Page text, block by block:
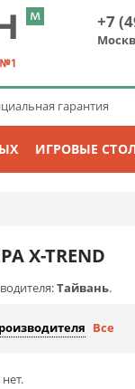
+7
гарантия
ИГРОВЫЕ
X-TREND
Тайвань.
Все